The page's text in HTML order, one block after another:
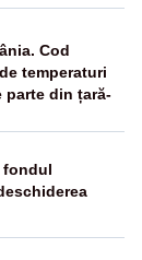
Cod
temperaturi
parte din țară-
fondul